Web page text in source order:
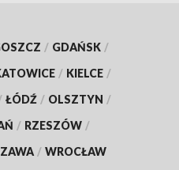
/ GDAŃSK /
/ KIELCE /
ŁÓDŹ / OLSZTYN /
/ RZESZÓW /
/ WROCŁAW